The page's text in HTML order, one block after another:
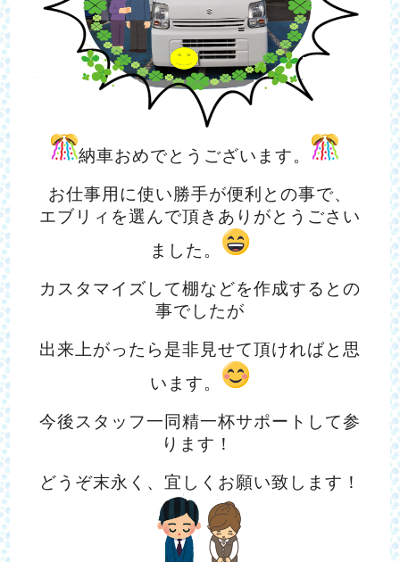
納車おめでとうございます。
お仕事用に使い勝手が便利との事で、
エブリィを選んで頂きありがとうごさい
ました。
カスタマイズして棚などを作成するとの
事でしたが
出来上がったら是非見せて頂ければと思
います。
今後スタッフ一同精一杯サポートして参
ります！
どうぞ末永く、宜しくお願い致します！